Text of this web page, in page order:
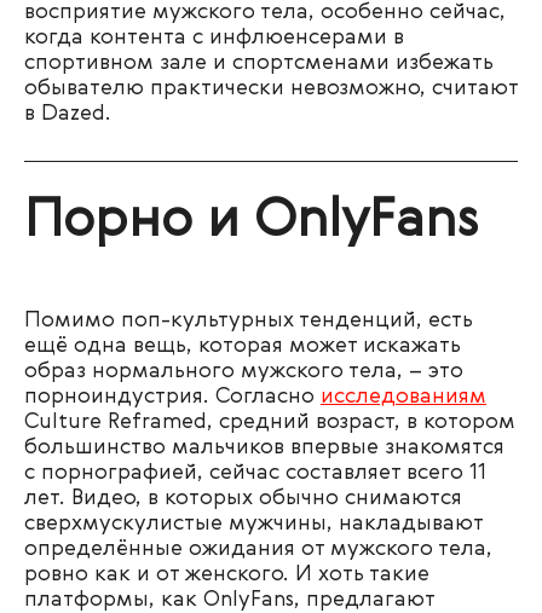
восприятие мужского тела, особенно сейчас,
когда контента с инфлюенсерами в
спортивном зале и спортсменами избежать
обывателю практически невозможно, считают
в Dazed.
Порно и OnlyFans
Помимо поп-культурных тенденций, есть
ещё одна вещь, которая может искажать
образ нормального мужского тела, – это
порноиндустрия. Согласно исследованиям
Culture Reframed, средний возраст, в котором
большинство мальчиков впервые знакомятся
с порнографией, сейчас составляет всего 11
лет. Видео, в которых обычно снимаются
сверхмускулистые мужчины, накладывают
определённые ожидания от мужского тела,
ровно как и от женского. И хоть такие
платформы, как OnlyFans, предлагают